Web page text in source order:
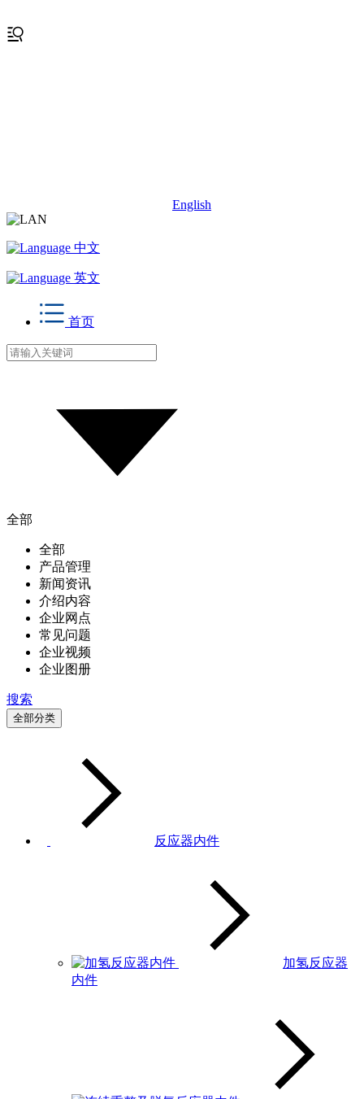
English
中文
英文
首页
全部
全部
产品管理
新闻资讯
介绍内容
企业网点
常见问题
企业视频
企业图册
搜索
全部分类
反应器内件
加氢反应器
内件